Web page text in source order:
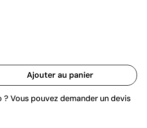
Ajouter au panier
Vous pouvez demander un devis